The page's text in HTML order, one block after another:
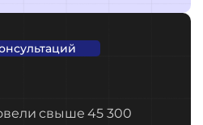
свыше 45 300